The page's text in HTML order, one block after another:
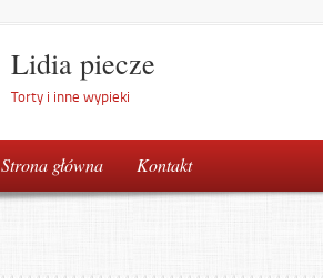
Lidia piecze
Torty i inne wypieki
Strona główna Kontakt